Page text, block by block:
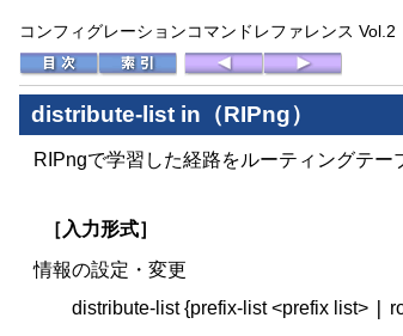
コンフィグレーションコマンドレファレンス Vol.2
distribute-list in（RIPng）
RIPngで学習した経路をルーティングテー
［入力形式］
情報の設定・変更
distribute-list {prefix-list <prefix list>